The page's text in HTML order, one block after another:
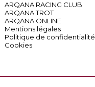
ARQANA RACING CLUB
ARQANA TROT
ARQANA ONLINE
Mentions légales
Politique de confidentialité
Cookies